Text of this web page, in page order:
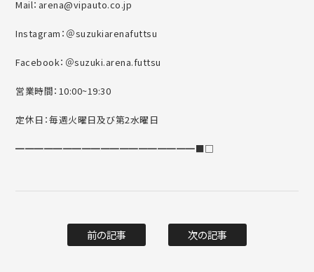
Mail：arena@vipauto.co.jp
Instagram：＠suzukiarenafuttsu
Facebook：＠suzuki.arena.futtsu
営業時間：10:00~19:30
定休日：毎週火曜日及び第2水曜日
━━━━━━━━━━━━━━━━━━━■□
前の記事 次の記事